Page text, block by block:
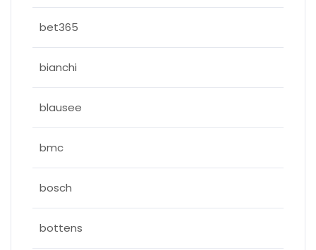
bet365
bianchi
blausee
bmc
bosch
bottens